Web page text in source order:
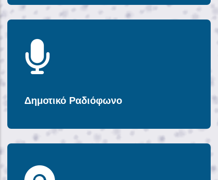
Δημοτικό Ραδιόφωνο